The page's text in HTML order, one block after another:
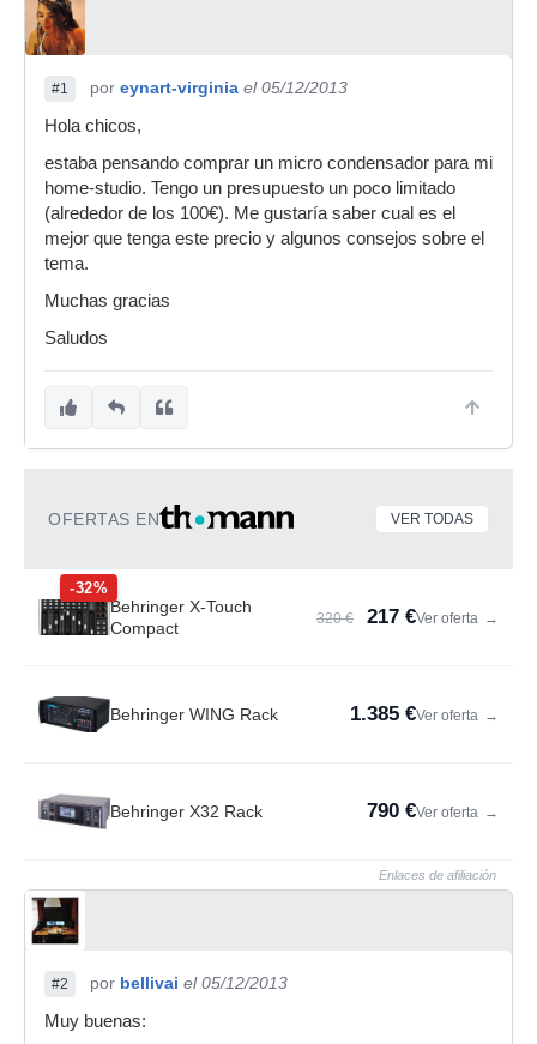
#1 por eynart-virginia el 05/12/2013
Hola chicos,
estaba pensando comprar un micro condensador para mi
home-studio. Tengo un presupuesto un poco limitado
(alrededor de los 100€). Me gustaría saber cual es el
mejor que tenga este precio y algunos consejos sobre el
tema.
Muchas gracias
Saludos
OFERTAS EN VER TODAS
-32%
Behringer X-Touch
Compact
320 € 217 €Ver oferta →
Behringer WING Rack 1.385 €Ver oferta →
Behringer X32 Rack 790 €Ver oferta →
Enlaces de afiliación
#2 por bellivai el 05/12/2013
Muy buenas: